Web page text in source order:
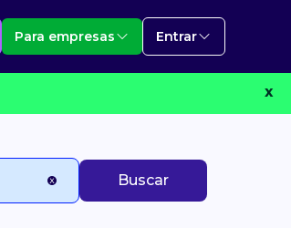
Para empresas Entrar
X
Buscar